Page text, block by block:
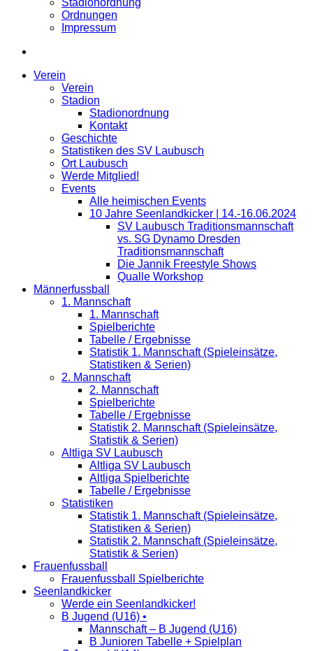
Stadionordnung
Ordnungen
Impressum
Verein
Verein
Stadion
Stadionordnung
Kontakt
Geschichte
Statistiken des SV Laubusch
Ort Laubusch
Werde Mitglied!
Events
Alle heimischen Events
10 Jahre Seenlandkicker | 14.-16.06.2024
SV Laubusch Traditionsmannschaft
vs. SG Dynamo Dresden
Traditionsmannschaft
Die Jannik Freestyle Shows
Qualle Workshop
Männerfussball
1. Mannschaft
1. Mannschaft
Spielberichte
Tabelle / Ergebnisse
Statistik 1. Mannschaft (Spieleinsätze,
Statistiken & Serien)
2. Mannschaft
2. Mannschaft
Spielberichte
Tabelle / Ergebnisse
Statistik 2. Mannschaft (Spieleinsätze,
Statistik & Serien)
Altliga SV Laubusch
Altliga SV Laubusch
Altliga Spielberichte
Tabelle / Ergebnisse
Statistiken
Statistik 1. Mannschaft (Spieleinsätze,
Statistiken & Serien)
Statistik 2. Mannschaft (Spieleinsätze,
Statistik & Serien)
Frauenfussball
Frauenfussball Spielberichte
Seenlandkicker
Werde ein Seenlandkicker!
B Jugend (U16) •
Mannschaft – B Jugend (U16)
B Junioren Tabelle + Spielplan